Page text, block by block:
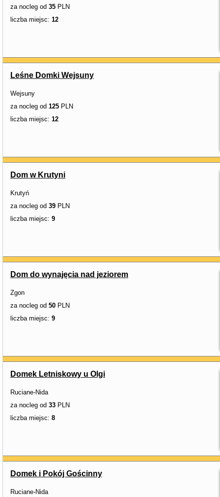
za nocleg od 35 PLN
liczba miejsc: 12
Leśne Domki Wejsuny
Wejsuny
za nocleg od 125 PLN
liczba miejsc: 12
Dom w Krutyni
Krutyń
za nocleg od 39 PLN
liczba miejsc: 9
Dom do wynajęcia nad jeziorem
Zgon
za nocleg od 50 PLN
liczba miejsc: 9
Domek Letniskowy u Olgi
Ruciane-Nida
za nocleg od 33 PLN
liczba miejsc: 8
Domek i Pokój Gościnny
Ruciane-Nida